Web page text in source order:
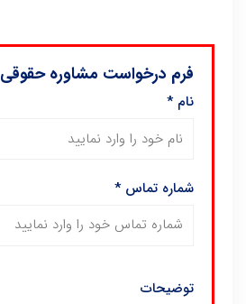
فرم درخواست مشاوره حقوقی
نام*
شماره تماس*
توضیحات